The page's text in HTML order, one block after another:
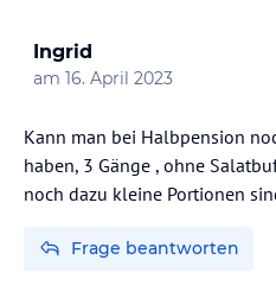
Ingrid
am 16. April 2023
Kann man bei Halbpension
haben, 3 Gänge , ohne
noch dazu kleine Portionen
Frage beantworten